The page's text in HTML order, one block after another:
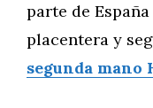
parte de
placentera y
segunda mano